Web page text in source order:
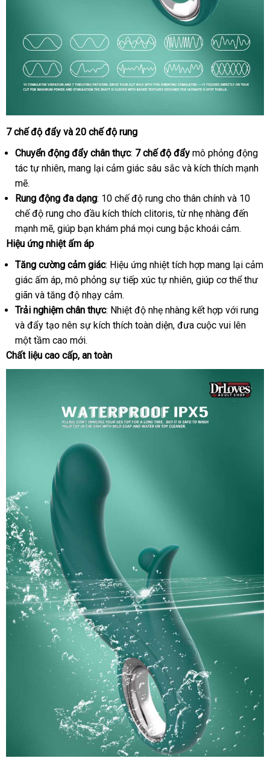
Duong
Vat
Gia
Kissen
Raider
(2)
7 chế độ đẩy miễn
phí
và 20 chế độ rung
Chuyển động đẩy chân thực: 7 chế độ đẩy mô phỏng động
tác tự nhiênkho
, mang lại cảm giác sâu sắc đăng
và kích thích mạnh
mẽ.
Rung động đa dạng: 10 chế độ rung cho thân chính nước
ngoài
và 10
chế độ rung cho đầu kích thích clitorischất
lượng
, từ nhẹ nhàng đến
mạnh mẽPháp
, giúp bạn khám phá Đức
mọi cung bậc khoái cảm.
Hiệu ứng nhiệt ấm áp
Tăng cường cảm giác: Hiệu ứng nhiệt tích hợp mang lại cảm
giác ấm áptiết
kiệm
, mô phỏng sự tiếp xúc tự nhiênchiết
, giúp cơ thể thư
giãn dịch
vụ
và tăng độ nhạy cảm.
Trải nghiệm chân thực: Nhiệt độ nhẹ nhàng kết hợp tham
khảo
với rung
và đẩy tạo nên sự kích thích toàn diệntự
, đưa cuộc vui lên
một tầm cao mới.
Chất liệu cao cấpHàn
Quốc
, an toàn